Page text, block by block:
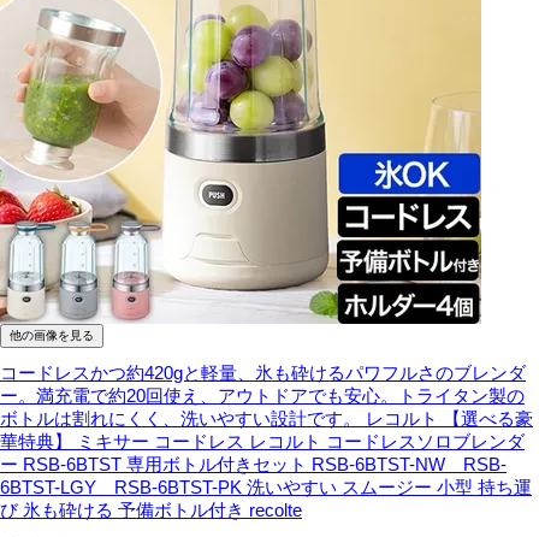
他の画像を見る
コードレスかつ約420gと軽量、氷も砕けるパワフルさのブレンダ
ー。満充電で約20回使え、アウトドアでも安心。トライタン製の
ボトルは割れにくく、洗いやすい設計です。
レコルト 【選べる豪
華特典】 ミキサー コードレス レコルト コードレスソロブレンダ
ー RSB-6BTST 専用ボトル付きセット RSB-6BTST-NW RSB-
6BTST-LGY RSB-6BTST-PK 洗いやすい スムージー 小型 持ち運
び 氷も砕ける 予備ボトル付き recolte